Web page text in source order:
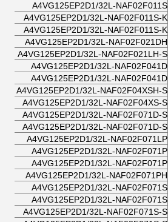
A4VG125EP2D1/32L-NAF02F011S
A4VG125EP2D1/32L-NAF02F011S-K
A4VG125EP2D1/32L-NAF02F011S-K
A4VG125EP2D1/32L-NAF02F021DH
A4VG125EP2D1/32L-NAF02F021LH-S
A4VG125EP2D1/32L-NAF02F041D
A4VG125EP2D1/32L-NAF02F041D
A4VG125EP2D1/32L-NAF02F04XSH-S
A4VG125EP2D1/32L-NAF02F04XS-S
A4VG125EP2D1/32L-NAF02F071D-S
A4VG125EP2D1/32L-NAF02F071D-S
A4VG125EP2D1/32L-NAF02F071LP
A4VG125EP2D1/32L-NAF02F071P
A4VG125EP2D1/32L-NAF02F071P
A4VG125EP2D1/32L-NAF02F071PH
A4VG125EP2D1/32L-NAF02F071S
A4VG125EP2D1/32L-NAF02F071S
A4VG125EP2D1/32L-NAF02F071S-S